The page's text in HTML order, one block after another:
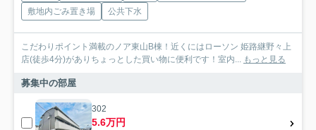
敷地内ごみ置き場
公共下水
こだわりポイント満載のノア東山B棟！近くにはローソン 姫路継野々上
店(徒歩4分)がありちょっとした買い物に便利です！室内...
もっと見る
募集中の部屋
302
5.6万円